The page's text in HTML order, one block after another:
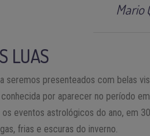
Mario
LUAS
seremos presenteados com belas
por aparecer no período
eventos astrológicos do ano, em
frias e escuras do inverno.